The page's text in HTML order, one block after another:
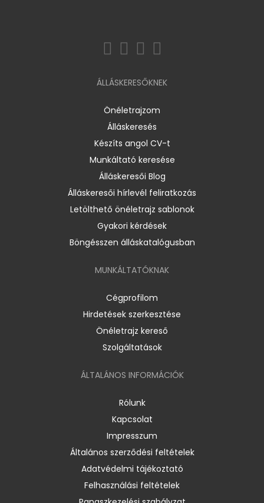
ÁLLÁSKERESŐKNEK
Önéletrajzom
Álláskeresés
Készíts angol CV-t
Munkáltató keresése
Álláskeresői Blog
Álláskeresői hírlevél feliratkozás
Letölthető önéletrajz sablonok
Gyakori kérdések
Böngésszen álláskatalógusban
MUNKÁLTATÓKNAK
Cégprofilom
Hirdetések szerkesztése
Önéletrajz kereső
Szolgáltatások
ÁLTALÁNOS INFORMÁCIÓK
Rólunk
Kapcsolat
Impresszum
Általános szerződési feltételek
Adatvédelmi tájékoztató
Felhasználási feltételek